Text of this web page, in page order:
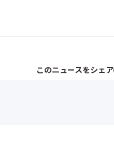
このニュースをシェア